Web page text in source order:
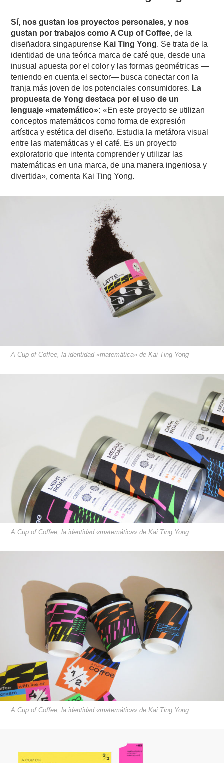
Sí, nos gustan los proyectos personales, y nos
gustan por trabajos como A Cup of Coffee, de la
diseñadora singapurense Kai Ting Yong. Se trata de la
identidad de una teórica marca de café que, desde una
inusual apuesta por el color y las formas geométricas —
teniendo en cuenta el sector— busca conectar con la
franja más joven de los potenciales consumidores. La
propuesta de Yong destaca por el uso de un
lenguaje «matemático»: «En este proyecto se utilizan
conceptos matemáticos como forma de expresión
artística y estética del diseño. Estudia la metáfora visual
entre las matemáticas y el café. Es un proyecto
exploratorio que intenta comprender y utilizar las
matemáticas en una marca, de una manera ingeniosa y
divertida», comenta Kai Ting Yong.
A Cup of Coffee, la identidad «matemática» de Kai Ting Yong
A Cup of Coffee, la identidad «matemática» de Kai Ting Yong
A Cup of Coffee, la identidad «matemática» de Kai Ting Yong